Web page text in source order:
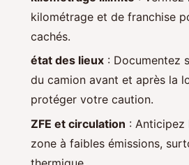
kilométrage et de franchise
cachés.
état des lieux : Documentez
du camion avant et après la
protéger votre caution.
ZFE et circulation : Anticipez
zone à faibles émissions,